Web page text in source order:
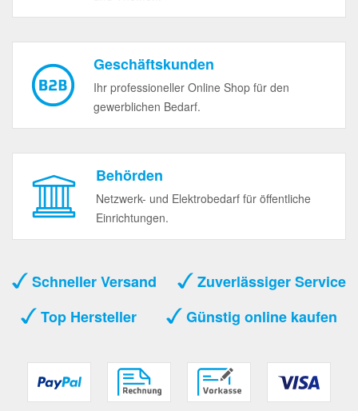
Geschäftskunden
Ihr professioneller Online Shop für den
gewerblichen Bedarf.
Behörden
Netzwerk- und Elektrobedarf für öffentliche
Einrichtungen.
Schneller Versand
Zuverlässiger Service
Top Hersteller
Günstig online kaufen